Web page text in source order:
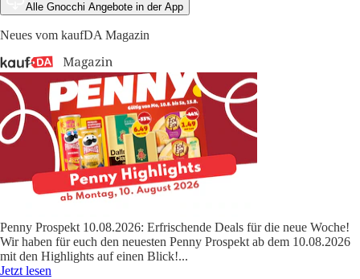
Alle Gnocchi Angebote in der App
Neues vom kaufDA Magazin
Penny Prospekt 10.08.2026: Erfrischende Deals für die neue Woche!
Wir haben für euch den neuesten Penny Prospekt ab dem 10.08.2026
mit den Highlights auf einen Blick!...
Jetzt lesen